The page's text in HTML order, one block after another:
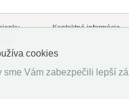
Kontaktné informácie
cookies
Vám zabezpečili lepší